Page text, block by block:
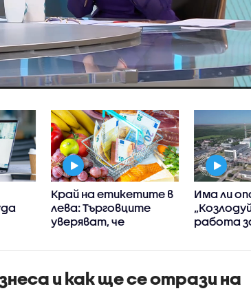
Край на етикетите в
лева: Търговците
уверяват, че
към евро няма да
Има ли
работа
Дунав?
и как ще се отрази на